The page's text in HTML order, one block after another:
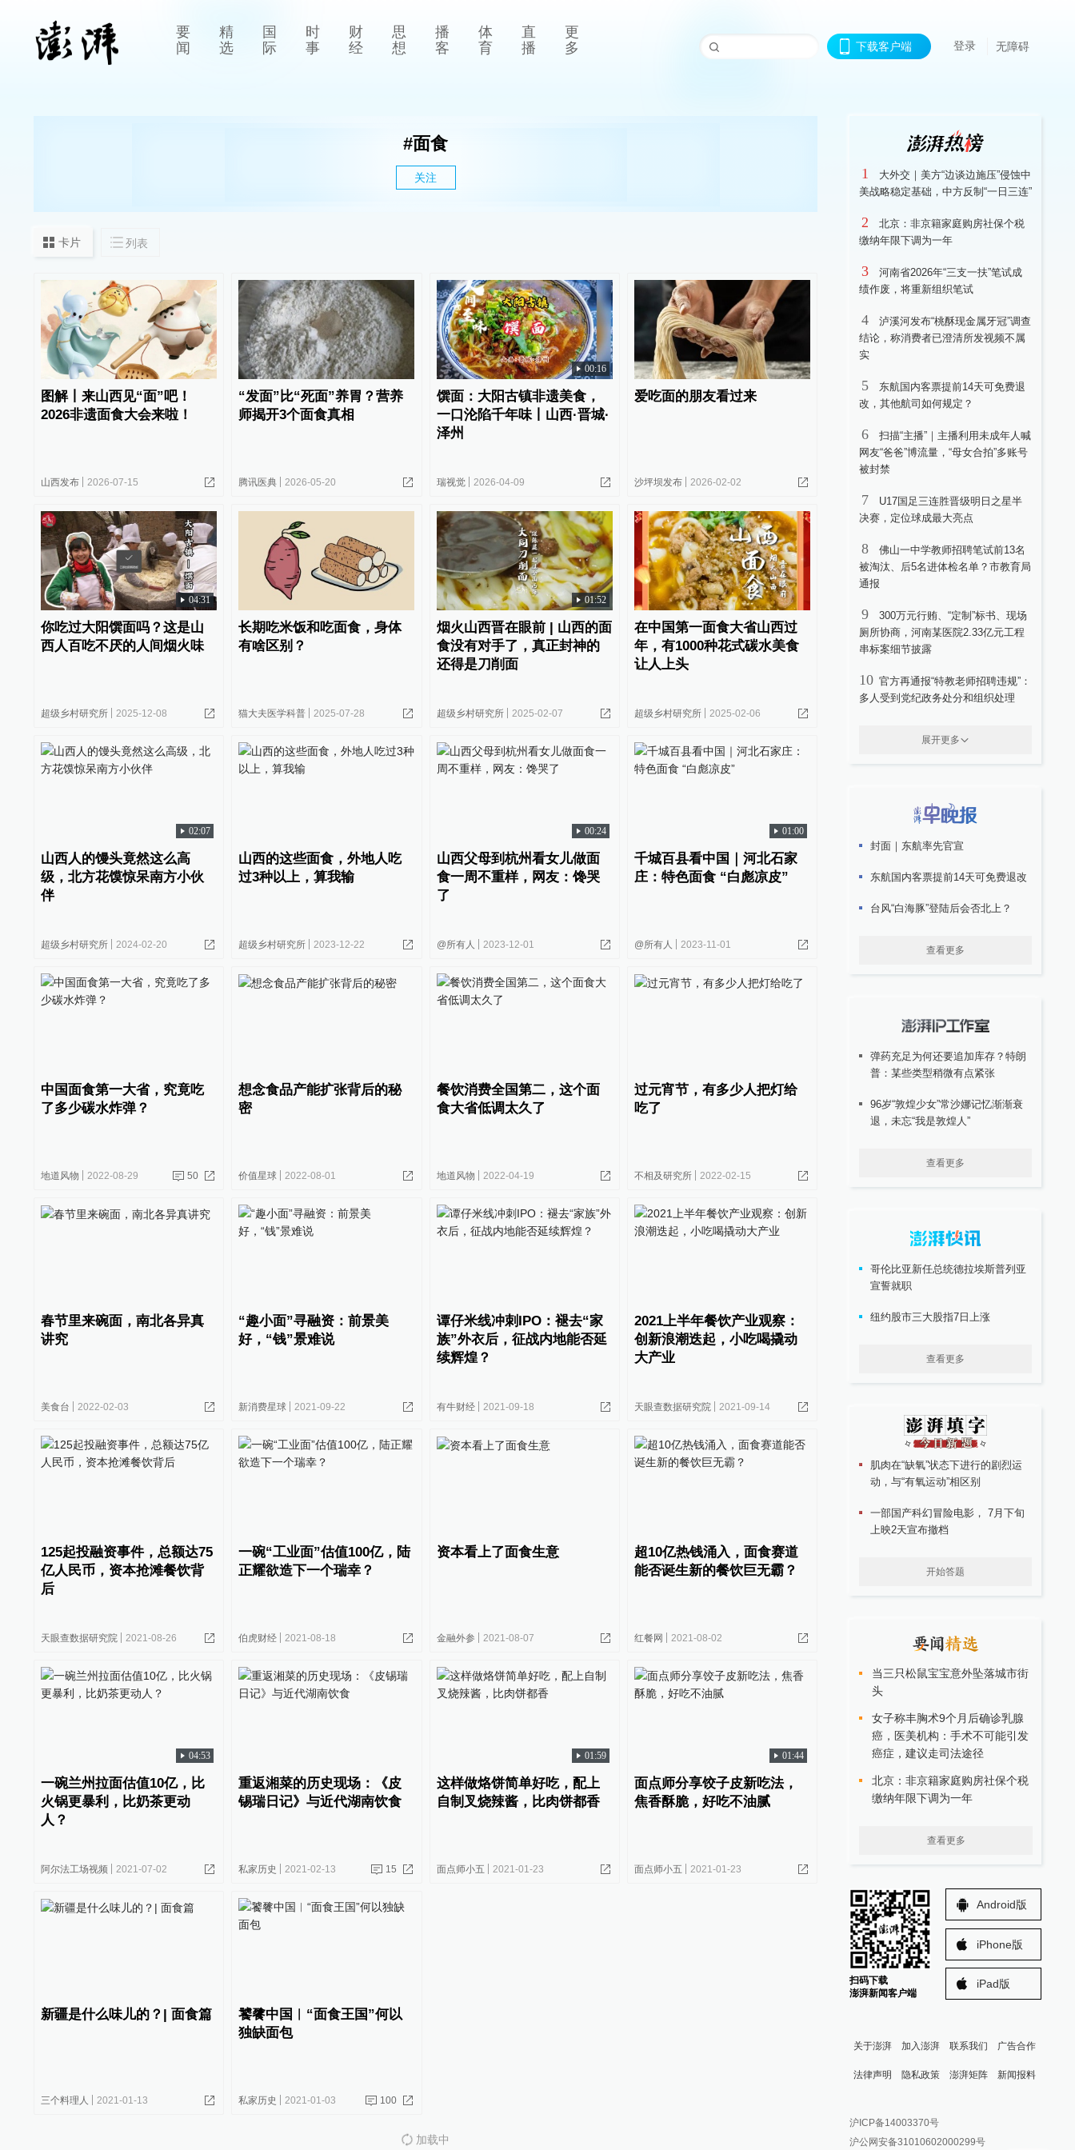
要
闻
精
选
国
际
时
事
财
经
思
想
播
客
体
育
直
播
更
多
下载客户端 登录 无障碍
#面食
关注
卡片 列表
图解丨来山西见“面”吧！
2026非遗面食大会来啦！
山西发布 2026-07-15
“发面”比“死面”养胃？营养
师揭开3个面食真相
腾讯医典 2026-05-20
00:16
馔面：大阳古镇非遗美食，
一口沦陷千年味丨山西·晋城·
泽州
瑞视觉 2026-04-09
爱吃面的朋友看过来
沙坪坝发布 2026-02-02
04:31
你吃过大阳馔面吗？这是山
西人百吃不厌的人间烟火味
超级乡村研究所 2025-12-08
长期吃米饭和吃面食，身体
有啥区别？
猫大夫医学科普 2025-07-28
01:52
烟火山西晋在眼前 | 山西的面
食没有对手了，真正封神的
还得是刀削面
超级乡村研究所 2025-02-07
在中国第一面食大省山西过
年，有1000种花式碳水美食
让人上头
超级乡村研究所 2025-02-06
02:07
山西人的馒头竟然这么高
级，北方花馍惊呆南方小伙
伴
超级乡村研究所 2024-02-20
山西的这些面食，外地人吃
过3种以上，算我输
超级乡村研究所 2023-12-22
00:24
山西父母到杭州看女儿做面
食一周不重样，网友：馋哭
了
@所有人 2023-12-01
01:00
千城百县看中国｜河北石家
庄：特色面食 “白彪凉皮”
@所有人 2023-11-01
中国面食第一大省，究竟吃
了多少碳水炸弹？
地道风物 2022-08-29 50
想念食品产能扩张背后的秘
密
价值星球 2022-08-01
餐饮消费全国第二，这个面
食大省低调太久了
地道风物 2022-04-19
过元宵节，有多少人把灯给
吃了
不相及研究所 2022-02-15
春节里来碗面，南北各异真
讲究
美食台 2022-02-03
“趣小面”寻融资：前景美
好，“钱”景难说
新消费星球 2021-09-22
谭仔米线冲刺IPO：褪去“家
族”外衣后，征战内地能否延
续辉煌？
有牛财经 2021-09-18
2021上半年餐饮产业观察：
创新浪潮迭起，小吃喝撬动
大产业
天眼查数据研究院 2021-09-14
125起投融资事件，总额达75
亿人民币，资本抢滩餐饮背
后
天眼查数据研究院 2021-08-26
一碗“工业面”估值100亿，陆
正耀欲造下一个瑞幸？
伯虎财经 2021-08-18
资本看上了面食生意
金融外参 2021-08-07
超10亿热钱涌入，面食赛道
能否诞生新的餐饮巨无霸？
红餐网 2021-08-02
04:53
一碗兰州拉面估值10亿，比
火锅更暴利，比奶茶更动
人？
阿尔法工场视频 2021-07-02
重返湘菜的历史现场：《皮
锡瑞日记》与近代湖南饮食
私家历史 2021-02-13 15
01:59
这样做烙饼简单好吃，配上
自制叉烧辣酱，比肉饼都香
面点师小五 2021-01-23
01:44
面点师分享饺子皮新吃法，
焦香酥脆，好吃不油腻
面点师小五 2021-01-23
新疆是什么味儿的？| 面食篇
三个料理人 2021-01-13
饕餮中国︱“面食王国”何以
独缺面包
私家历史 2021-01-03 100
加载中
1
大外交｜美方“边谈边施压”侵蚀中
美战略稳定基础，中方反制“一日三连”
2
北京：非京籍家庭购房社保个税
缴纳年限下调为一年
3
河南省2026年“三支一扶”笔试成
绩作废，将重新组织笔试
4
泸溪河发布“桃酥现金属牙冠”调查
结论，称消费者已澄清所发视频不属
实
5
东航国内客票提前14天可免费退
改，其他航司如何规定？
6
扫描“主播”｜主播利用未成年人喊
网友“爸爸”博流量，“母女合拍”多账号
被封禁
7
U17国足三连胜晋级明日之星半
决赛，定位球成最大亮点
8
佛山一中学教师招聘笔试前13名
被淘汰、后5名进体检名单？市教育局
通报
9
300万元行贿、“定制”标书、现场
厕所协商，河南某医院2.33亿元工程
串标案细节披露
10 官方再通报“特教老师招聘违规”：
多人受到党纪政务处分和组织处理
展开更多
封面｜东航率先官宣
东航国内客票提前14天可免费退改
台风“白海豚”登陆后会否北上？
查看更多
弹药充足为何还要追加库存？特朗
普：某些类型稍微有点紧张
96岁“敦煌少女”常沙娜记忆渐渐衰
退，未忘“我是敦煌人”
查看更多
哥伦比亚新任总统德拉埃斯普列亚
宣誓就职
纽约股市三大股指7日上涨
查看更多
肌肉在“缺氧”状态下进行的剧烈运
动，与“有氧运动”相区别
一部国产科幻冒险电影， 7月下旬
上映2天宣布撤档
开始答题
当三只松鼠宝宝意外坠落城市街
头
女子称丰胸术9个月后确诊乳腺
癌，医美机构：手术不可能引发
癌症，建议走司法途径
北京：非京籍家庭购房社保个税
缴纳年限下调为一年
查看更多
扫码下载
澎湃新闻客户端
Android版
iPhone版
iPad版
关于澎湃 加入澎湃 联系我们 广告合作
法律声明 隐私政策 澎湃矩阵
澎湃新闻公众号
新闻报料
报料邮箱: news@thepaper.cn
沪ICP备14003370号
沪公网安备31010602000299号